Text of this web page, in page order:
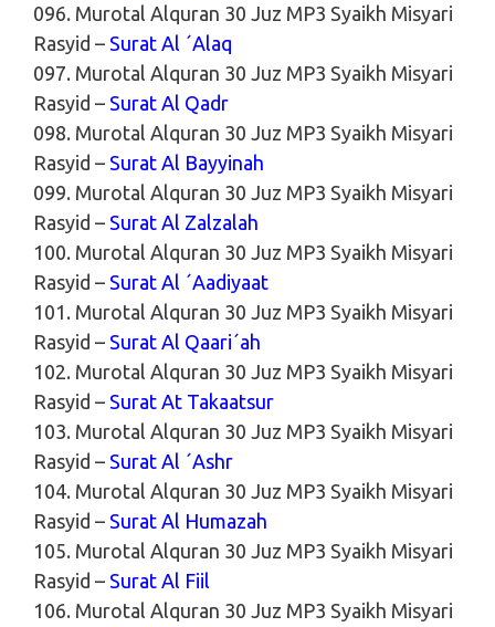
096. Murotal Alquran 30 Juz MP3 Syaikh Misyari
Rasyid – Surat Al ´Alaq
097. Murotal Alquran 30 Juz MP3 Syaikh Misyari
Rasyid – Surat Al Qadr
098. Murotal Alquran 30 Juz MP3 Syaikh Misyari
Rasyid – Surat Al Bayyinah
099. Murotal Alquran 30 Juz MP3 Syaikh Misyari
Rasyid – Surat Al Zalzalah
100. Murotal Alquran 30 Juz MP3 Syaikh Misyari
Rasyid – Surat Al ´Aadiyaat
101. Murotal Alquran 30 Juz MP3 Syaikh Misyari
Rasyid – Surat Al Qaari´ah
102. Murotal Alquran 30 Juz MP3 Syaikh Misyari
Rasyid – Surat At Takaatsur
103. Murotal Alquran 30 Juz MP3 Syaikh Misyari
Rasyid – Surat Al ´Ashr
104. Murotal Alquran 30 Juz MP3 Syaikh Misyari
Rasyid – Surat Al Humazah
105. Murotal Alquran 30 Juz MP3 Syaikh Misyari
Rasyid – Surat Al Fiil
106. Murotal Alquran 30 Juz MP3 Syaikh Misyari